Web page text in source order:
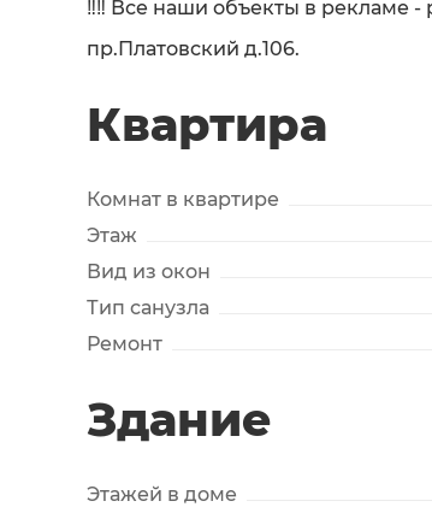
‼️‼️ Все наши объекты в рекламе
пр.Платовский д.106.
Квартира
Комнат в квартире
Этаж
Вид из окон
Тип санузла
Ремонт
Здание
Этажей в доме